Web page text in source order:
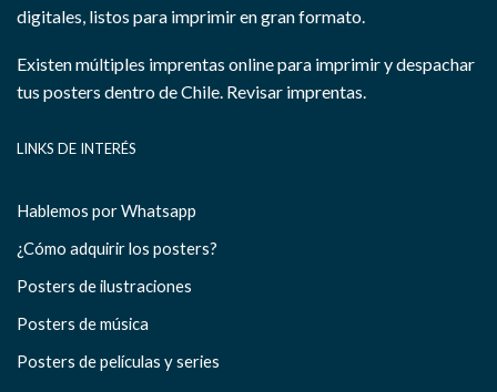
digitales, listos para imprimir en gran formato.
Existen múltiples imprentas online para imprimir y despachar
tus posters dentro de Chile. Revisar imprentas.
LINKS DE INTERÉS
Hablemos por Whatsapp
¿Cómo adquirir los posters?
Posters de ilustraciones
Posters de música
Posters de películas y series